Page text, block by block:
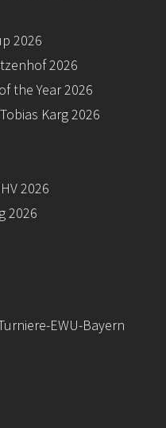
2026
2026
the Year 2026
Karg 2026
2026
2026
EWU-Bayern